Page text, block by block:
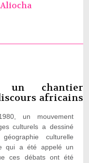
un chantier
africains
un mouvement
culturels a dessiné
culturelle
qui a été appelé un
ces débats ont été